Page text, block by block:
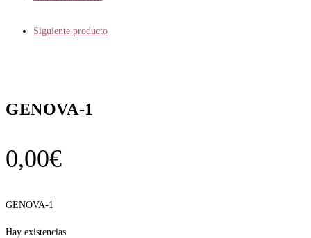
Siguiente producto
GENOVA-1
0,00€
GENOVA-1
Hay existencias